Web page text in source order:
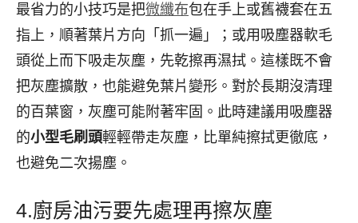
最省力的小技巧是把微纖布包在手上或舊襪套在五
指上，順著葉片方向「抓一遍」；或用吸塵器軟毛
頭從上而下吸走灰塵，先乾擦再濕拭。這樣既不會
把灰塵擴散，也能避免葉片變形。對於長期沒清理
的百葉窗，灰塵可能附著牢固。此時建議用吸塵器
的小型毛刷頭輕輕帶走灰塵，比單純擦拭更徹底，
也避免二次揚塵。
4.廚房油污要先處理再擦灰塵